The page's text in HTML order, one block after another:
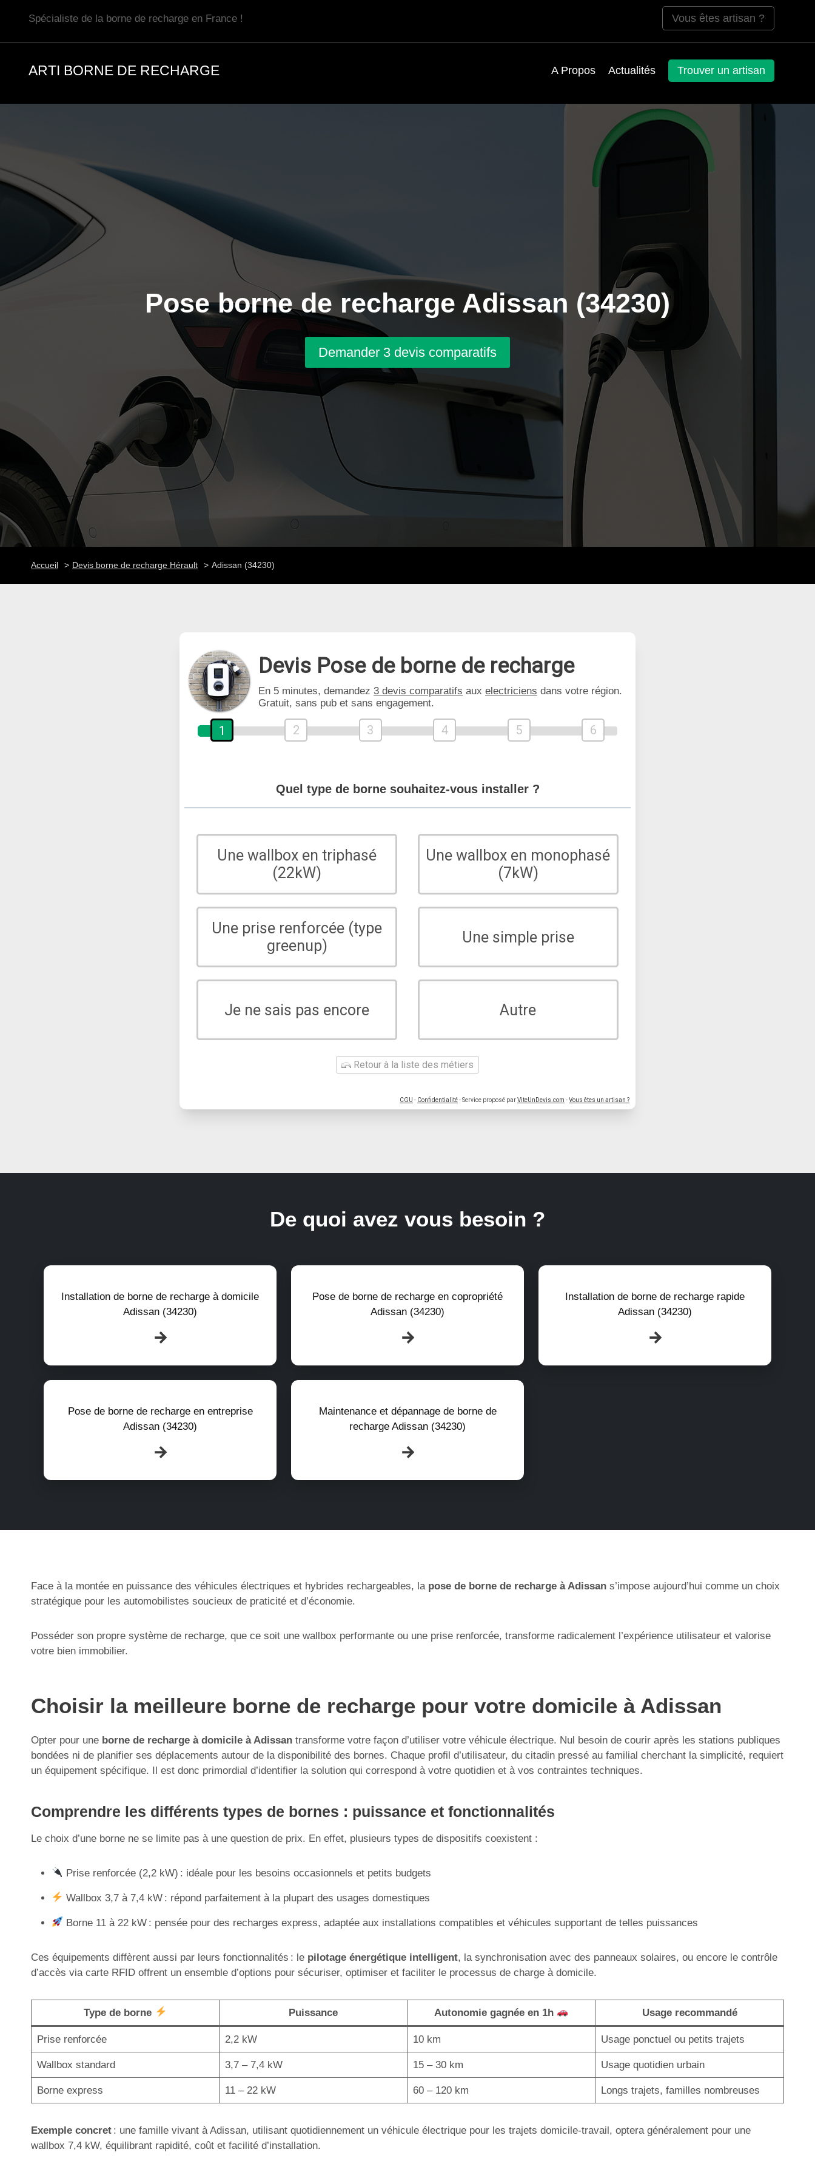
Spécialiste de la borne de recharge en France ! Vous êtes artisan ?
ARTI BORNE DE RECHARGE A Propos Actualités Trouver un artisan
Pose borne de recharge Adissan (34230)
Demander 3 devis comparatifs
Accueil Devis borne de recharge Hérault Adissan (34230)
Devis Pose de borne de recharge
En 5 minutes, demandez 3 devis comparatifs aux electriciens dans votre région.
Gratuit, sans pub et sans engagement.
1 2 3 4 5 6
Quel type de borne souhaitez-vous installer ?
Une wallbox en triphasé
(22kW)
Une wallbox en monophasé
(7kW)
Une prise renforcée (type
greenup)
Une simple prise
Je ne sais pas encore Autre
Retour à la liste des métiers
CGU - Confidentialité- Service proposé parViteUnDevis.com -Vous êtes un artisan ?
De quoi avez vous besoin ?
Installation de borne de recharge à domicile
Adissan (34230)
Pose de borne de recharge en copropriété
Adissan (34230)
Installation de borne de recharge rapide
Adissan (34230)
Pose de borne de recharge en entreprise
Adissan (34230)
Maintenance et dépannage de borne de
recharge Adissan (34230)
Face à la montée en puissance des véhicules électriques et hybrides rechargeables, la pose de borne de recharge à Adissan s’impose aujourd’hui comme un choix
stratégique pour les automobilistes soucieux de praticité et d’économie.
Posséder son propre système de recharge, que ce soit une wallbox performante ou une prise renforcée, transforme radicalement l’expérience utilisateur et valorise
votre bien immobilier.
Choisir la meilleure borne de recharge pour votre domicile à Adissan
Opter pour une borne de recharge à domicile à Adissan transforme votre façon d’utiliser votre véhicule électrique. Nul besoin de courir après les stations publiques
bondées ni de planifier ses déplacements autour de la disponibilité des bornes. Chaque profil d’utilisateur, du citadin pressé au familial cherchant la simplicité, requiert
un équipement spécifique. Il est donc primordial d’identifier la solution qui correspond à votre quotidien et à vos contraintes techniques.
Comprendre les différents types de bornes : puissance et fonctionnalités
Le choix d’une borne ne se limite pas à une question de prix. En effet, plusieurs types de dispositifs coexistent :
Prise renforcée (2,2 kW) : idéale pour les besoins occasionnels et petits budgets
Wallbox 3,7 à 7,4 kW : répond parfaitement à la plupart des usages domestiques
Borne 11 à 22 kW : pensée pour des recharges express, adaptée aux installations compatibles et véhicules supportant de telles puissances
Ces équipements diffèrent aussi par leurs fonctionnalités : le pilotage énergétique intelligent, la synchronisation avec des panneaux solaires, ou encore le contrôle
d’accès via carte RFID offrent un ensemble d’options pour sécuriser, optimiser et faciliter le processus de charge à domicile.
Type de borne Puissance Autonomie gagnée en 1h Usage recommandé
Prise renforcée 2,2 kW 10 km Usage ponctuel ou petits trajets
Wallbox standard 3,7 – 7,4 kW 15 – 30 km Usage quotidien urbain
Borne express 11 – 22 kW 60 – 120 km Longs trajets, familles nombreuses
Exemple concret : une famille vivant à Adissan, utilisant quotidiennement un véhicule électrique pour les trajets domicile-travail, optera généralement pour une
wallbox 7,4 kW, équilibrant rapidité, coût et facilité d’installation.